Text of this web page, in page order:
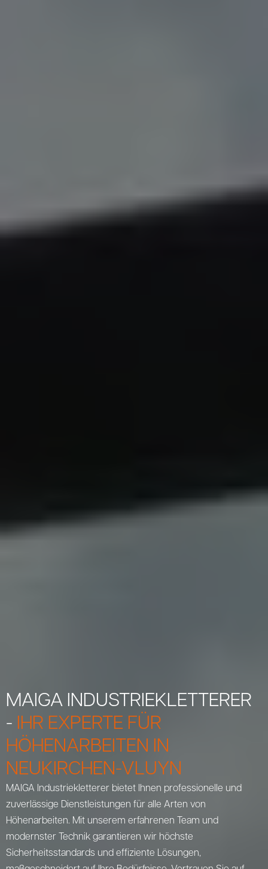
MAIGA INDUSTRIEKLETTERER
- IHR EXPERTE FÜR
HÖHENARBEITEN IN
NEUKIRCHEN-VLUYN
MAIGA Industriekletterer bietet Ihnen professionelle und
zuverlässige Dienstleistungen für alle Arten von
Höhenarbeiten. Mit unserem erfahrenen Team und
modernster Technik garantieren wir höchste
Sicherheitsstandards und effiziente Lösungen,